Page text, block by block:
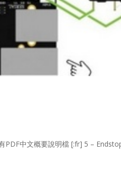
中文概要說明檔 [:fr] 5 –